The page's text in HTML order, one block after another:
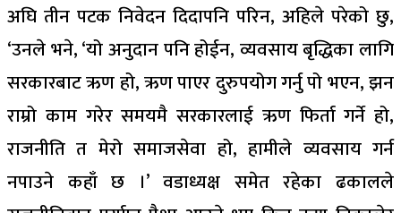
अघि तीन पटक निवेदन दिदापनि परिन, अहिले परेको छु,
‘उनले भने, ‘यो अनुदान पनि होईन, व्यवसाय बृद्धिका लागि
सरकारबाट ऋण हो, ऋण पाएर दुरुपयोग गर्नु पो भएन, झन
राम्रो काम गरेर समयमै सरकारलाई ऋण फिर्ता गर्ने हो,
राजनीति त मेरो समाजसेवा हो, हामीले व्यवसाय गर्न
नपाउने कहाँ छ ।’ वडाध्यक्ष समेत रहेका ढकालले